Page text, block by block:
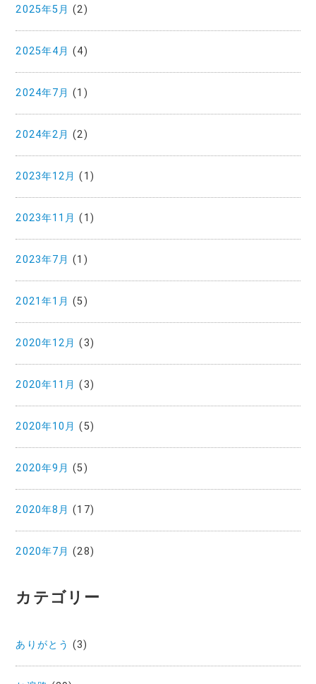
2025年5月 (2)
2025年4月 (4)
2024年7月 (1)
2024年2月 (2)
2023年12月 (1)
2023年11月 (1)
2023年7月 (1)
2021年1月 (5)
2020年12月 (3)
2020年11月 (3)
2020年10月 (5)
2020年9月 (5)
2020年8月 (17)
2020年7月 (28)
カテゴリー
ありがとう (3)